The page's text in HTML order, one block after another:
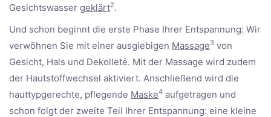
Gesichtswasser geklärt2.
Und schon beginnt die erste Phase Ihrer Entspannung: Wir
verwöhnen Sie mit einer ausgiebigen Massage3 von
Gesicht, Hals und Dekolleté. Mit der Massage wird zudem
der Hautstoffwechsel aktiviert. Anschließend wird die
hauttypgerechte, pflegende Maske4 aufgetragen und
schon folgt der zweite Teil Ihrer Entspannung: eine kleine